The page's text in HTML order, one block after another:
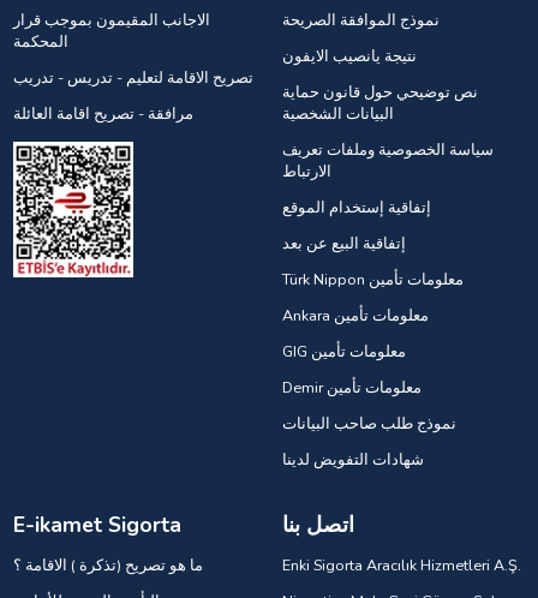
الاجانب المقيمون بموجب قرار
المحكمة
تصريح الاقامة لتعليم - تدريس - تدريب
مرافقة - تصريح اقامة العائلة
نموذج الموافقة الصريحة
نتيجة يانصيب الايفون
نص توضيحي حول قانون حماية
البيانات الشخصية
سياسة الخصوصية وملفات تعريف
الارتباط
إتفاقية إستخدام الموقع
إتفاقية البيع عن بعد
Türk Nippon معلومات تأمين
Ankara معلومات تأمين
GIG معلومات تأمين
Demir معلومات تأمين
نموذج طلب صاحب البيانات
شهادات التفويض لدينا
E-ikamet Sigorta
ما هو تصريح (تذكرة ) الاقامة ؟
اتصل بنا
Enki Sigorta Aracılık Hizmetleri A.Ş.